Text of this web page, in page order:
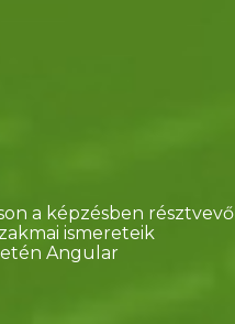
a képzésben résztvevő
ismereteik
Angular